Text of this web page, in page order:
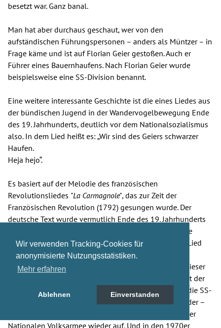
Wir verwenden Tracking-Cookies für
anonymisierte Nutzungsstatistiken.
Mehr erfahren
Ablehnen Einverstanden
besetzt war. Ganz banal.
Man hat aber durchaus geschaut, wer von den
aufständischen Führungspersonen – anders als Müntzer – in
Frage käme und ist auf Florian Geier gestoßen. Auch er
Führer eines Bauernhaufens. Nach Florian Geier wurde
beispielsweise eine SS-Division benannt.
Eine weitere interessante Geschichte ist die eines Liedes aus
der bündischen Jugend in der Wandervogelbewegung Ende
des 19. Jahrhunderts, deutlich vor dem Nationalsozialismus
also. In dem Lied heißt es: „Wir sind des Geiers schwarzer
Haufen.
Heja hejo“.
Es basiert auf der Melodie des französischen
Revolutionsliedes "La Carmagnole", das zur Zeit der
Französischen Revolution (1792) gesungen wurde. Der
deutsche Text wurde vermutlich Ende des 19. Jahrhunderts
im Kontext der frühen Arbeiterbewegung gedichtet. Die
genaue Autorenschaft des Textes ist unklar, doch das Lied
verbreitete sich schnell in der revolutionären und
sozialistischen Szene. Die Nazis haben verschiedene dieser
sozialistischen Lieder, aus, wie sie es nannten „Frühzeit der
Bewegung“ vereinnahmt. Dieses Lied singt dann also die SS-
Division „Florian Geier“ und später taucht es dann wieder –
ich finde das wirklich verrückt – auch im Liederbuch der
Nationalen Volksarmee wieder auf. Und in den 1970er